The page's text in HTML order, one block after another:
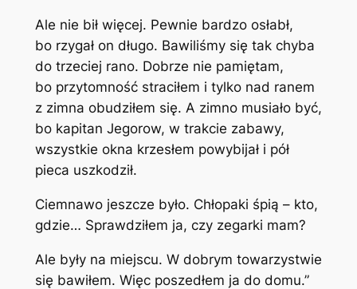
Ale nie bił więcej. Pewnie bardzo osłabł,
bo rzygał on długo. Bawiliśmy się tak chyba
do trzeciej rano. Dobrze nie pamiętam,
bo przytomność straciłem i tylko nad ranem
z zimna obudziłem się. A zimno musiało być,
bo kapitan Jegorow, w trakcie zabawy,
wszystkie okna krzesłem powybijał i pół
pieca uszkodził.
Ciemnawo jeszcze było. Chłopaki śpią – kto,
gdzie… Sprawdziłem ja, czy zegarki mam?
Ale były na miejscu. W dobrym towarzystwie
się bawiłem. Więc poszedłem ja do domu.”